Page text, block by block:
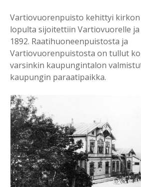
Vartiovuorenpuisto kehittyi kirkon
lopulta sijoitettiin Vartiovuorelle
1892. Raatihuoneenpuistosta ja
Vartiovuorenpuistosta on tullut
varsinkin kaupungintalon
kaupungin paraatipaikka.